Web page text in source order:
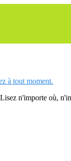
à tout moment.
n'importe où,